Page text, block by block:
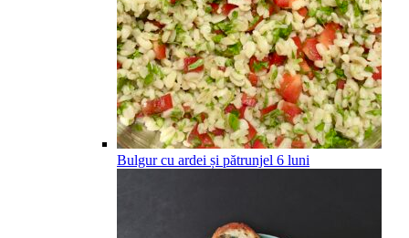
Bulgur cu ardei și pătrunjel 6 luni